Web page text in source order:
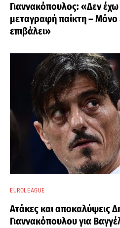
Γιαννακόπουλος: «Δεν
μεταγραφή παίκτη – Μόνο
επιβάλει»
EUROLEAGUE
Ατάκες και αποκαλύψεις
Γιαννακόπουλου για